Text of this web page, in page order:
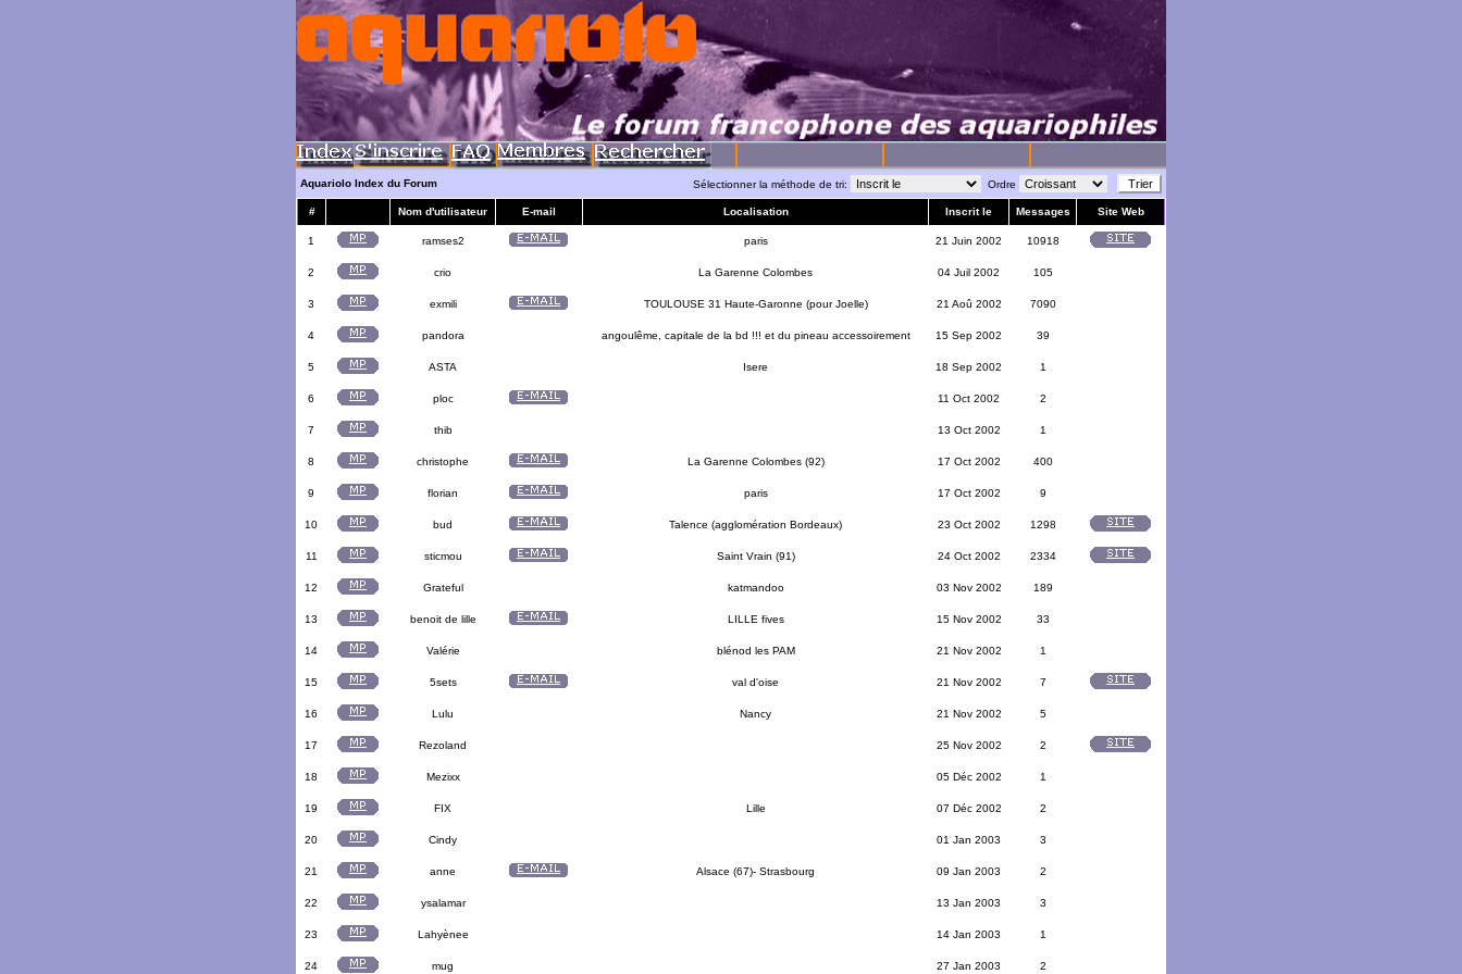
Aquariolo Index du Forum Sélectionner la méthode de tri: Ordre
# Nom d'utilisateur E-mail Localisation Inscrit le Messages Site Web
1 ramses2 paris 21 Juin 2002 10918
2 crio La Garenne Colombes 04 Juil 2002 105
3 exmili TOULOUSE 31 Haute-Garonne (pour Joelle) 21 Aoû 2002 7090
4 pandora angoulême, capitale de la bd !!! et du pineau accessoirement 15 Sep 2002 39
5 ASTA Isere 18 Sep 2002 1
6 ploc 11 Oct 2002 2
7 thib 13 Oct 2002 1
8 christophe La Garenne Colombes (92) 17 Oct 2002 400
9 florian paris 17 Oct 2002 9
10 bud Talence (agglomération Bordeaux) 23 Oct 2002 1298
11 sticmou Saint Vrain (91) 24 Oct 2002 2334
12 Grateful katmandoo 03 Nov 2002 189
13 benoit de lille LILLE fives 15 Nov 2002 33
14 Valérie blénod les PAM 21 Nov 2002 1
15 5sets val d'oise 21 Nov 2002 7
16 Lulu Nancy 21 Nov 2002 5
17 Rezoland 25 Nov 2002 2
18 Mezixx 05 Déc 2002 1
19 FIX Lille 07 Déc 2002 2
20 Cindy 01 Jan 2003 3
21 anne Alsace (67)- Strasbourg 09 Jan 2003 2
22 ysalamar 13 Jan 2003 3
23 Lahyènee 14 Jan 2003 1
24 mug 27 Jan 2003 2